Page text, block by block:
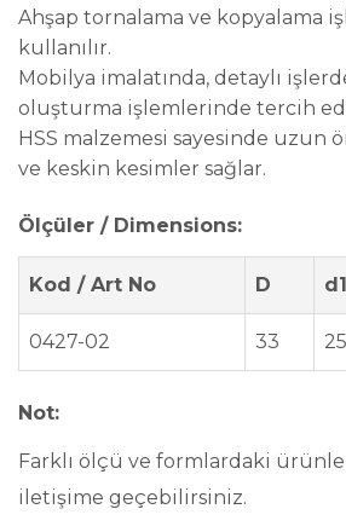
Ahşap tornalama ve kopyalama
kullanılır.
Mobilya imalatında, detaylı
oluşturma işlemlerinde tercih
HSS malzemesi sayesinde uzun
ve keskin kesimler sağlar.
Ölçüler / Dimensions:
Kod / Art No D d1
0427-02 33 25
Not:
Farklı ölçü ve formlardaki
iletişime geçebilirsiniz.